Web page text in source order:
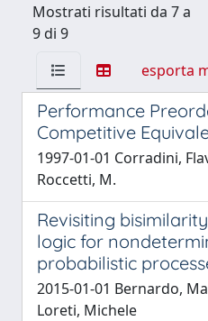
Mostrati risultati da 7 a
9 di 9
esporta
Performance
Competitive
1997-01-01 Corradini,
Roccetti, M.
Revisiting
logic for
probabilistic
2015-01-01 Bernardo,
Loreti, Michele